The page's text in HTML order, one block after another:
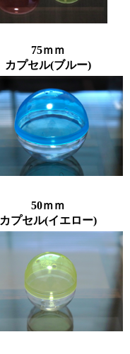
75ｍｍ
カプセル(ブルー)
50ｍｍ
カプセル(イエロー)